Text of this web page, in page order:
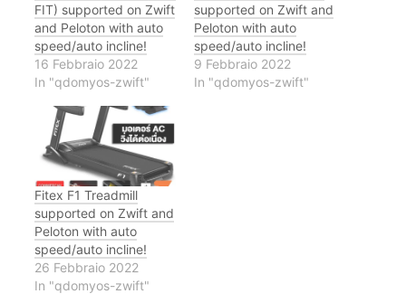
FIT) supported on Zwift
and Peloton with auto
speed/auto incline!
16 Febbraio 2022
In "qdomyos-zwift"
supported on Zwift and
Peloton with auto
speed/auto incline!
9 Febbraio 2022
In "qdomyos-zwift"
Fitex F1 Treadmill
supported on Zwift and
Peloton with auto
speed/auto incline!
26 Febbraio 2022
In "qdomyos-zwift"